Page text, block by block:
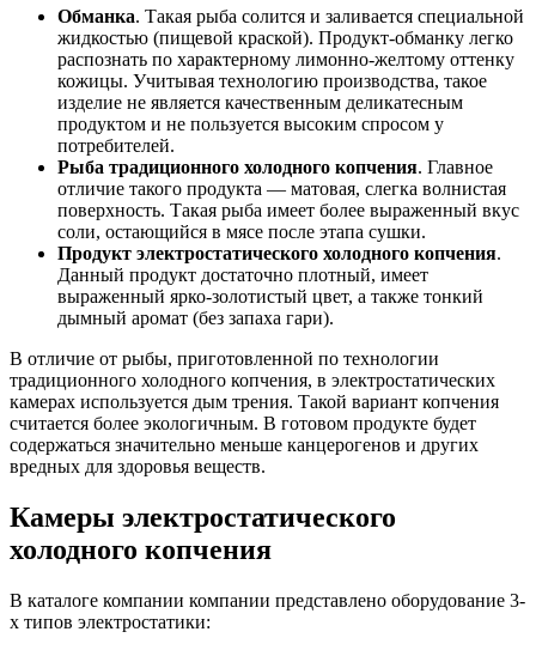
Обманка. Такая рыба солится и заливается специальной
жидкостью (пищевой краской). Продукт-обманку легко
распознать по характерному лимонно-желтому оттенку
кожицы. Учитывая технологию производства, такое
изделие не является качественным деликатесным
продуктом и не пользуется высоким спросом у
потребителей.
Рыба традиционного холодного копчения. Главное
отличие такого продукта — матовая, слегка волнистая
поверхность. Такая рыба имеет более выраженный вкус
соли, остающийся в мясе после этапа сушки.
Продукт электростатического холодного копчения.
Данный продукт достаточно плотный, имеет
выраженный ярко-золотистый цвет, а также тонкий
дымный аромат (без запаха гари).
В отличие от рыбы, приготовленной по технологии
традиционного холодного копчения, в электростатических
камерах используется дым трения. Такой вариант копчения
считается более экологичным. В готовом продукте будет
содержаться значительно меньше канцерогенов и других
вредных для здоровья веществ.
Камеры электростатического
холодного копчения
В каталоге компании компании представлено оборудование 3-
х типов электростатики: